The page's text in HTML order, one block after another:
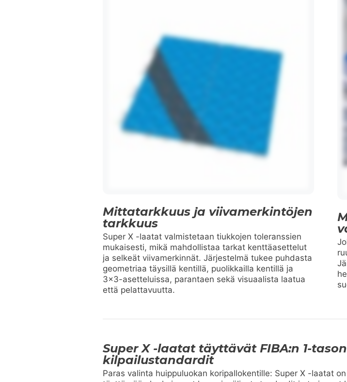
Mittatarkkuus ja viivamerkintöjen
tarkkuus
Super X -laatat valmistetaan tiukkojen toleranssien
mukaisesti, mikä mahdollistaa tarkat kenttäasettelut
ja selkeät viivamerkinnät. Järjestelmä tukee puhdasta
geometriaa täysillä kentillä, puolikkailla kentillä ja
3×3-asetteluissa, parantaen sekä visuaalista laatua
että pelattavuutta.
Super X -laatat täyttävät FIBA:n 1-tason
kilpailustandardit
Paras valinta huippuluokan koripallokentille: Super X -laatat